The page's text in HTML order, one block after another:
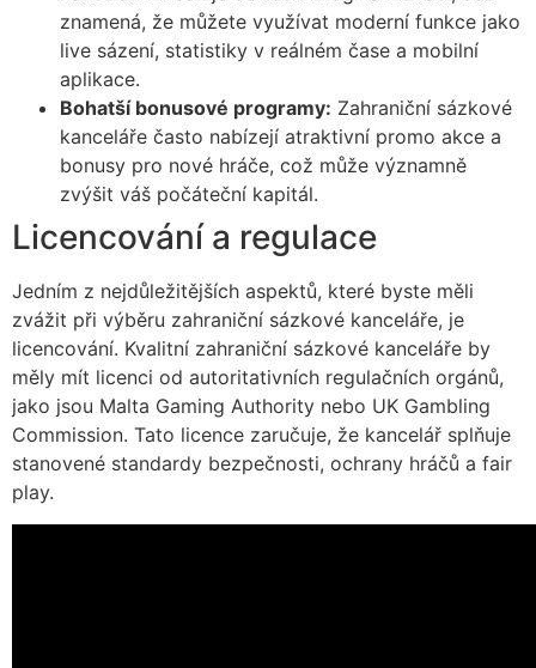
znamená, že můžete využívat moderní funkce jako
live sázení, statistiky v reálném čase a mobilní
aplikace.
Bohatší bonusové programy: Zahraniční sázkové
kanceláře často nabízejí atraktivní promo akce a
bonusy pro nové hráče, což může významně
zvýšit váš počáteční kapitál.
Licencování a regulace
Jedním z nejdůležitějších aspektů, které byste měli
zvážit při výběru zahraniční sázkové kanceláře, je
licencování. Kvalitní zahraniční sázkové kanceláře by
měly mít licenci od autoritativních regulačních orgánů,
jako jsou Malta Gaming Authority nebo UK Gambling
Commission. Tato licence zaručuje, že kancelář splňuje
stanovené standardy bezpečnosti, ochrany hráčů a fair
play.